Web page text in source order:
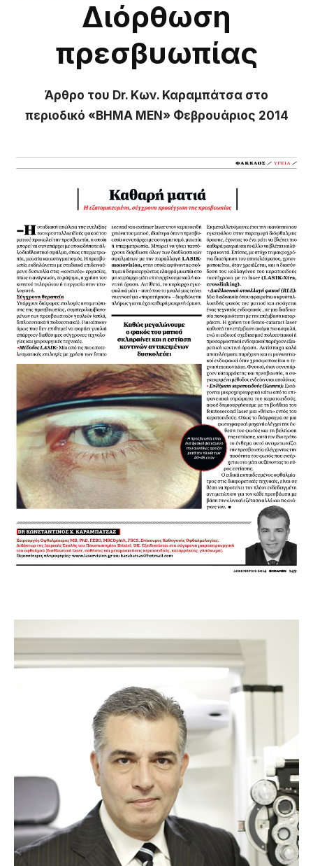
Διόρθωση
πρεσβυωπίας
Άρθρο του Dr. Κων. Καραμπάτσα στο
περιοδικό «ΒΗΜΑ ΜΕΝ» Φεβρουάριος 2014